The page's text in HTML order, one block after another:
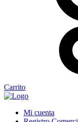
Carrito
Mi cuenta